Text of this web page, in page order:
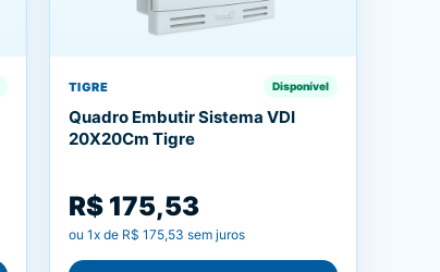
TIGRE Disponível
Quadro Embutir Sistema VDI
20X20Cm Tigre
R$ 175,53
ou 1x de R$ 175,53 sem juros